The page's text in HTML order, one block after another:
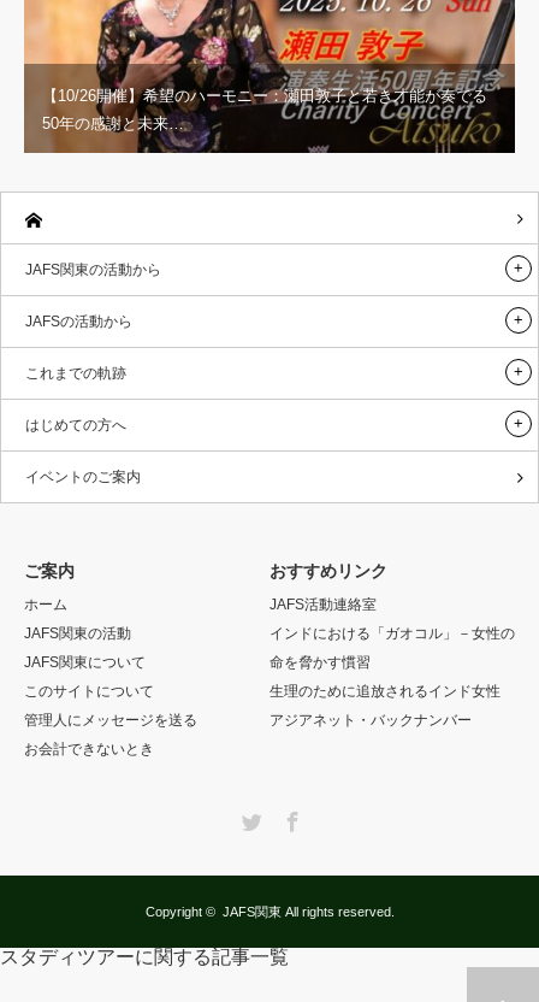
【10/26開催】希望のハーモニー：瀬田敦子と若き才能が奏でる
50年の感謝と未来…
JAFS関東の活動から
JAFSの活動から
これまでの軌跡
はじめての方へ
イベントのご案内
ご案内
ホーム
JAFS関東の活動
JAFS関東について
このサイトについて
管理人にメッセージを送る
お会計できないとき
おすすめリンク
JAFS活動連絡室
インドにおける「ガオコル」－女性の
命を脅かす慣習
生理のために追放されるインド女性
アジアネット・バックナンバー
Copyright © JAFS関東All rights reserved.
スタディツアーに関する記事一覧